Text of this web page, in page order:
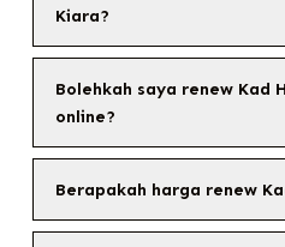
Kiara?
Bolehkah saya renew Kad
online?
Berapakah harga renew